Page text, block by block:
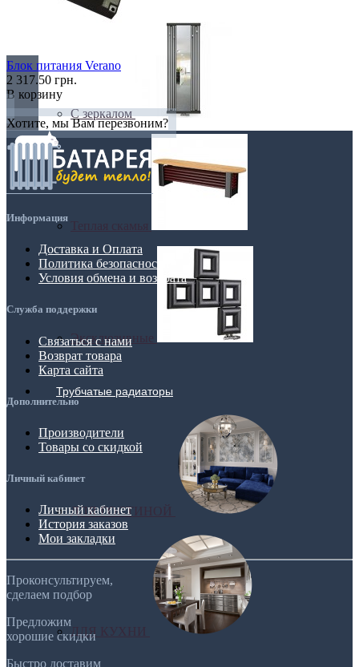
С зеркалом
Эксклюзивные
Трубчатые радиаторы
ДЛЯ ГОСТИНОЙ
ДЛЯ КУХНИ
Блок питания Verano
2 317.50 грн.
В корзину
Хотите, мы Вам перезвоним?
Информация
Доставка и Оплата
Политика безопасности
Условия обмена и возврата
Служба поддержки
Связаться с нами
Возврат товара
Карта сайта
Дополнительно
Производители
Товары со скидкой
Личный кабинет
Личный кабинет
История заказов
Мои закладки
Проконсультируем,
сделаем подбор
Предложим
хорошие скидки
Быстро доставим